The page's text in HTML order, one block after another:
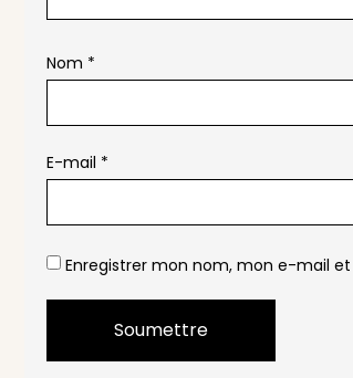
Nom *
E-mail *
Enregistrer mon nom, mon e-mail